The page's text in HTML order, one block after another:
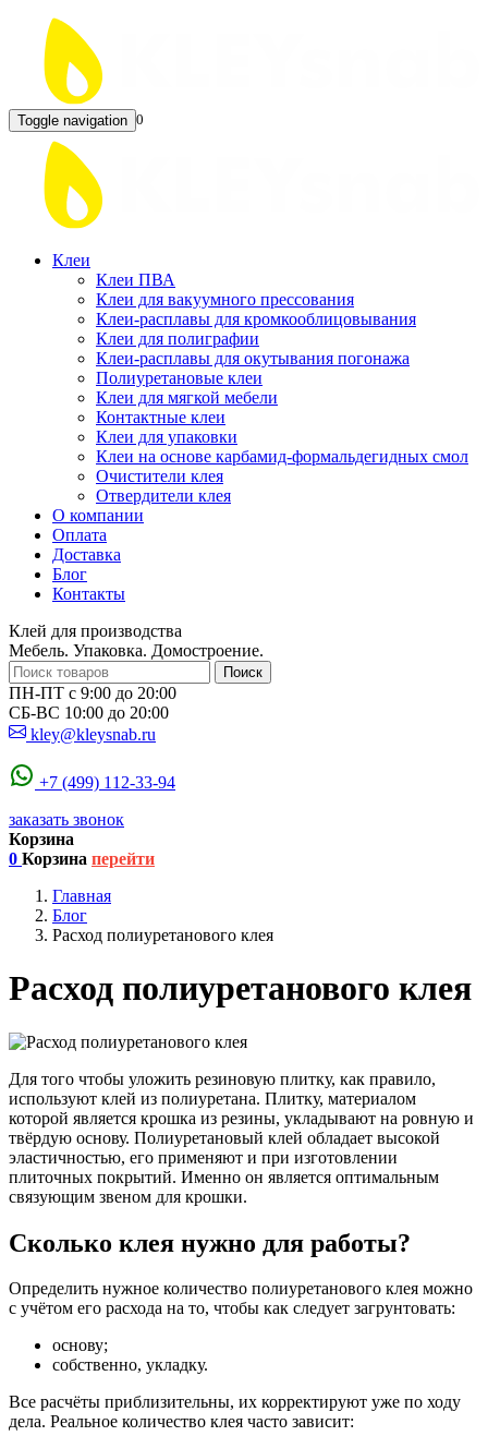
Toggle navigation 0
Клеи
Клеи ПВА
Клеи для вакуумного прессования
Клеи-расплавы для кромкооблицовывания
Клеи для полиграфии
Клеи-расплавы для окутывания погонажа
Полиуретановые клеи
Клеи для мягкой мебели
Контактные клеи
Клеи для упаковки
Клеи на основе карбамид-формальдегидных смол
Очистители клея
Отвердители клея
О компании
Оплата
Доставка
Блог
Контакты
Клей для производства
Мебель. Упаковка. Домостроение.
Поиск
ПН-ПТ с 9:00 до 20:00
СБ-ВС 10:00 до 20:00
kley@kleysnab.ru
+7 (499) 112-33-94
заказать звонок
Корзина
0 Корзина перейти
Главная
Блог
Расход полиуретанового клея
Расход полиуретанового клея
Для того чтобы уложить резиновую плитку, как правило,
используют клей из полиуретана. Плитку, материалом
которой является крошка из резины, укладывают на ровную и
твёрдую основу. Полиуретановый клей обладает высокой
эластичностью, его применяют и при изготовлении
плиточных покрытий. Именно он является оптимальным
связующим звеном для крошки.
Сколько клея нужно для работы?
Определить нужное количество полиуретанового клея можно
с учётом его расхода на то, чтобы как следует загрунтовать:
основу;
собственно, укладку.
Все расчёты приблизительны, их корректируют уже по ходу
дела. Реальное количество клея часто зависит: